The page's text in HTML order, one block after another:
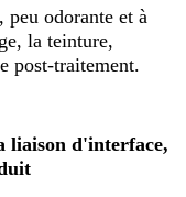
odorante et à
la teinture,
post-traitement.
liaison d'interface,